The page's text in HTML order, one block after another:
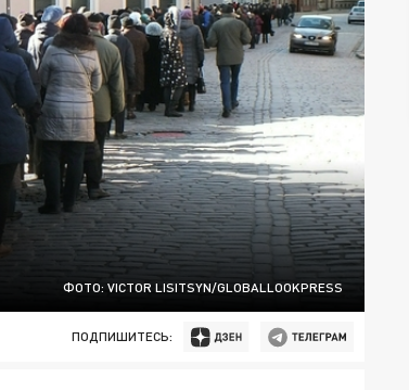
ФОТО: VICTOR LISITSYN/GLOBALLOOKPRESS
ПОДПИШИТЕСЬ: